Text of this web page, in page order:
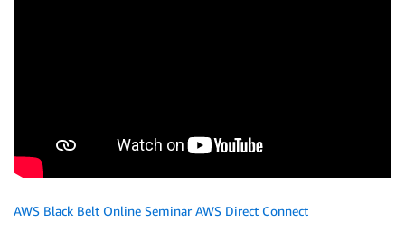
AWS Black Belt Online Seminar AWS Direct Connect